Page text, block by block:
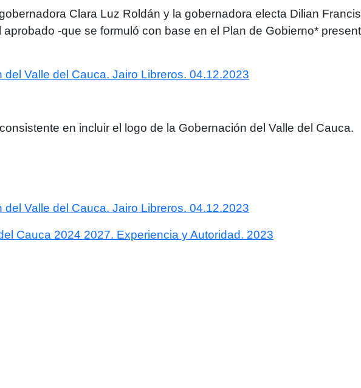
Clara Luz Roldán y la gobernadora electa Dilian
-que se formuló con base en el Plan de Gobierno*
Valle del Cauca. Jairo Libreros. 04.12.2023
en incluir el logo de la Gobernación del Valle del Cauca.
Valle del Cauca. Jairo Libreros. 04.12.2023
Cauca 2024 2027. Experiencia y Autoridad. 2023